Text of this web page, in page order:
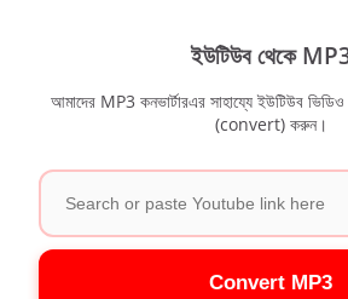
ইউটিউব থেকে
আমাদের MP3 কনভার্টারএর সাহায্যে ইউটিউব
(convert) করুন।
Convert MP3